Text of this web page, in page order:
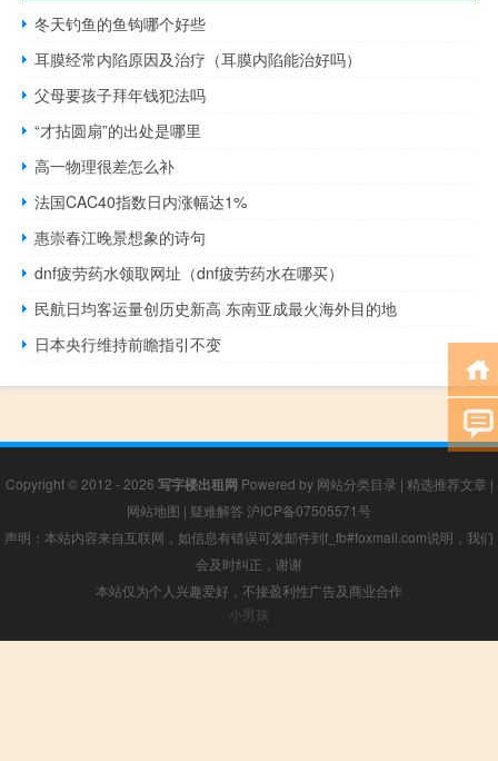
冬天钓鱼的鱼钩哪个好些
耳膜经常内陷原因及治疗（耳膜内陷能治好吗）
父母要孩子拜年钱犯法吗
“才拈圆扇”的出处是哪里
高一物理很差怎么补
法国CAC40指数日内涨幅达1%
惠崇春江晚景想象的诗句
dnf疲劳药水领取网址（dnf疲劳药水在哪买）
民航日均客运量创历史新高 东南亚成最火海外目的地
日本央行维持前瞻指引不变
Copyright © 2012 - 2026 写字楼出租网 Powered by 网站分类目录 | 精选推荐文章 |
网站地图 | 疑难解答 沪ICP备07505571号
声明：本站内容来自互联网，如信息有错误可发邮件到f_fb#foxmail.com说明，我们
会及时纠正，谢谢
本站仅为个人兴趣爱好，不接盈利性广告及商业合作
小男孩